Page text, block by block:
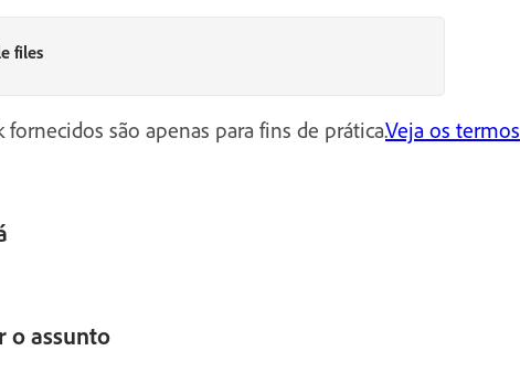
files
são apenas para fins de prática.Veja os termos
o assunto